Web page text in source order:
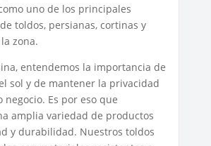
uno de los principales
toldos, persianas, cortinas y
zona.
entendemos la importancia de
sol y de mantener la privacidad
negocio. Es por eso que
amplia variedad de productos
y durabilidad. Nuestros toldos